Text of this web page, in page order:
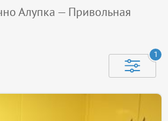
Алупка — Привольная
1